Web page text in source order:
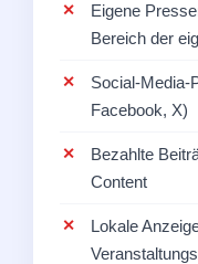
Eigene
Bereich der
Social-Media-
Facebook, X)
Bezahlte
Content
Lokale